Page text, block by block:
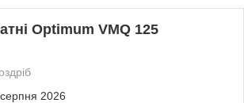
Optimum VMQ 125
2026